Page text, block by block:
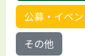
公募・イベン
その他